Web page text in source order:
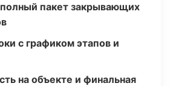
пакет закрывающих
с графиком этапов и
на объекте и финальная